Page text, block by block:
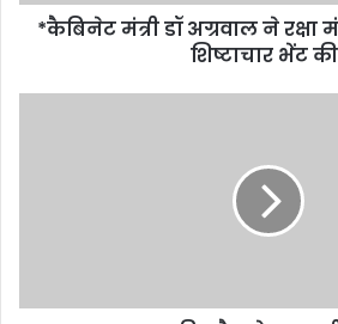
*कैबिनेट मंत्री डॉ अग्रवाल ने रक्षा
शिष्टाचार भेंट